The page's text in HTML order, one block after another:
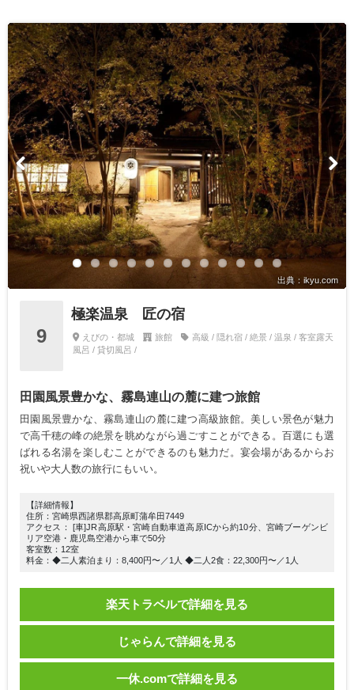
出典：ikyu.com
9
極楽温泉 匠の宿
えびの・都城 旅館
高級 / 隠れ宿 / 絶景 / 温泉 / 客室露天
風呂 / 貸切風呂 /
田園風景豊かな、霧島連山の麓に建つ旅館
田園風景豊かな、霧島連山の麓に建つ高級旅館。美しい景色が魅力
で高千穂の峰の絶景を眺めながら過ごすことができる。百選にも選
ばれる名湯を楽しむことができるのも魅力だ。宴会場があるからお
祝いや大人数の旅行にもいい。
【詳細情報】
住所：宮崎県西諸県郡高原町蒲牟田7449
アクセス： [車]JR高原駅・宮崎自動車道高原ICから約10分、宮崎ブーゲンビ
リア空港・鹿児島空港から車で50分
客室数：12室
料金：◆二人素泊まり：8,400円〜／1人 ◆二人2食：22,300円〜／1人
楽天トラベルで詳細を見る
じゃらんで詳細を見る
一休.comで詳細を見る